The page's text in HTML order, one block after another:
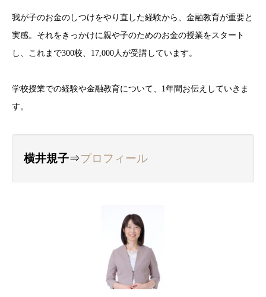
我が子のお金のしつけをやり直した経験から、金融教育が重要と
実感。それをきっかけに親や子のためのお金の授業をスタート
し、これまで300校、17,000人が受講しています。
学校授業での経験や金融教育について、1年間お伝えしていきま
す。
横井規子⇒プロフィール